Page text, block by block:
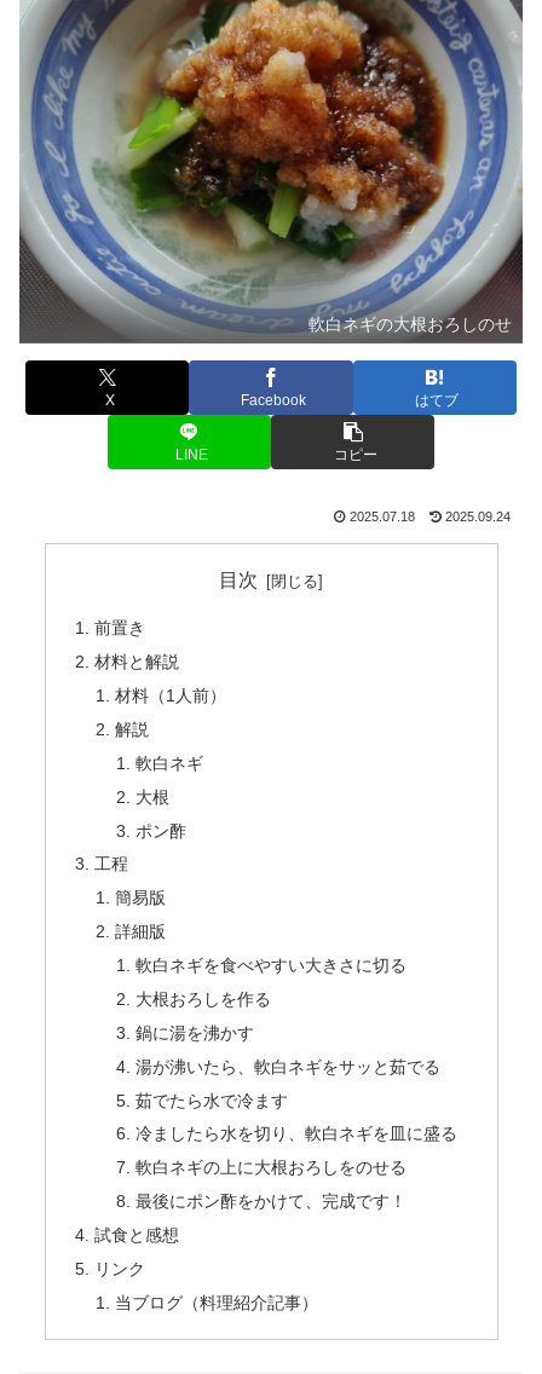
軟白ネギの大根おろしのせ
X Facebook はてブ
LINE コピー
2025.07.18 2025.09.24
目次
前置き
材料と解説
材料（1人前）
解説
軟白ネギ
大根
ポン酢
工程
簡易版
詳細版
軟白ネギを食べやすい大きさに切る
大根おろしを作る
鍋に湯を沸かす
湯が沸いたら、軟白ネギをサッと茹でる
茹でたら水で冷ます
冷ましたら水を切り、軟白ネギを皿に盛る
軟白ネギの上に大根おろしをのせる
最後にポン酢をかけて、完成です！
試食と感想
リンク
当ブログ（料理紹介記事）